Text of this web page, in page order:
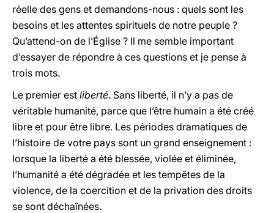
réelle des gens et demandons-nous : quels sont les
besoins et les attentes spirituels de notre peuple ?
Qu’attend-on de l’Église ? Il me semble important
d’essayer de répondre à ces questions et je pense à
trois mots.
Le premier est liberté. Sans liberté, il n’y a pas de
véritable humanité, parce que l’être humain a été créé
libre et pour être libre. Les périodes dramatiques de
l’histoire de votre pays sont un grand enseignement :
lorsque la liberté a été blessée, violée et éliminée,
l’humanité a été dégradée et les tempêtes de la
violence, de la coercition et de la privation des droits
se sont déchaînées.